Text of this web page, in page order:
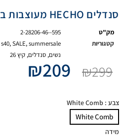
סנדלים HECHO מעוצבות בצבע לבן
מק"ט
2-28206-46--595
קטגוריות
s40,SALE,summersale
נשים, סנדלים, קיץ 26
₪299
₪209
צבע : White Comb
White Comb
מידה